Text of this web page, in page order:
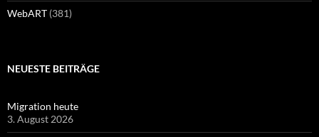
WebART (381)
NEUESTE BEITRÄGE
Migration heute
3. August 2026